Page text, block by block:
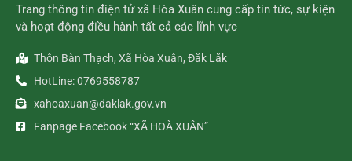
Trang thông tin điện tử xã Hòa Xuân cung cấp tin tức, sự kiện
và hoạt động điều hành tất cả các lĩnh vực
Thôn Bàn Thạch, Xã Hòa Xuân, Đắk Lắk
HotLine: 0769558787
xahoaxuan@daklak.gov.vn
Fanpage Facebook “XÃ HOÀ XUÂN”